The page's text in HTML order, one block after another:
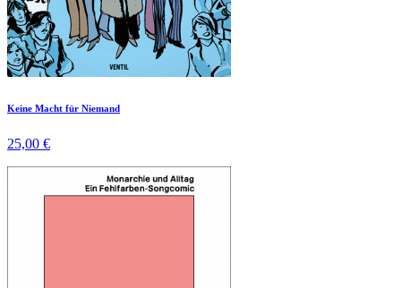
Keine Macht für Niemand
25,00 €